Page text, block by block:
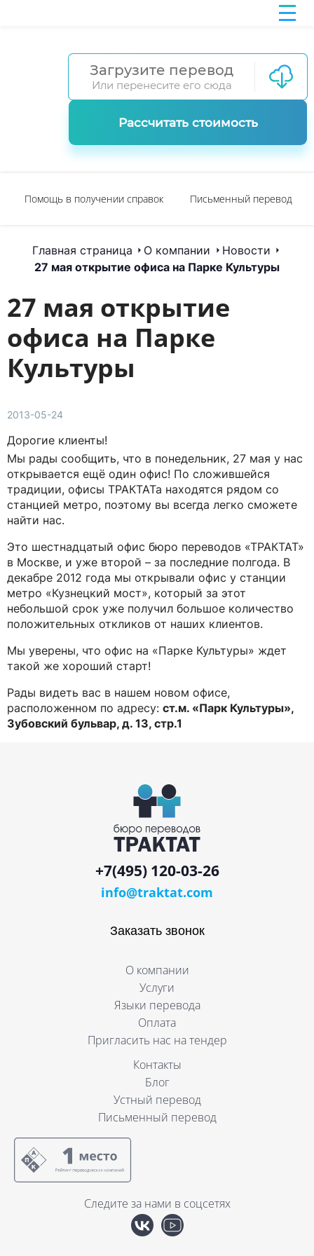
Загрузите перевод
Или перенесите его сюда
Рассчитать стоимость
Помощь в получении справок Письменный перевод
Главная страница О компании
Новости
27 мая открытие офиса на Парке Культуры
27 мая открытие
офиса на Парке
Культуры
2013-05-24
Дорогие клиенты!
Мы рады сообщить, что в понедельник, 27 мая у нас
открывается ещё один офис! По сложившейся
традиции, офисы ТРАКТАТа находятся рядом со
станцией метро, поэтому вы всегда легко сможете
найти нас.
Это шестнадцатый офис бюро переводов «ТРАКТАТ»
в Москве, и уже второй – за последние полгода. В
декабре 2012 года мы открывали офис у станции
метро «Кузнецкий мост», который за этот
небольшой срок уже получил большое количество
положительных откликов от наших клиентов.
Мы уверены, что офис на «Парке Культуры» ждет
такой же хороший старт!
Рады видеть вас в нашем новом офисе,
расположенном по адресу: ст.м. «Парк Культуры»,
Зубовский бульвар, д. 13, стр.1
Заказать звонок
О компании
Услуги
Языки перевода
Оплата
Пригласить нас на тендер
Контакты
Блог
Устный перевод
Письменный перевод
+7(495) 120-03-26
info@traktat.com
Следите за нами в соцсетях